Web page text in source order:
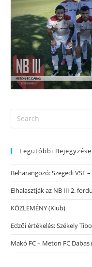
Legutóbbi
Beharangozó: Szegedi VSE
Elhalasztják az NB III 2.
KÖZLEMÉNY (Klub)
Edzői értékelés: Székely
Makó FC – Meton FC Dabas